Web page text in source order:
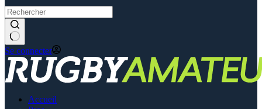
Se connecter
Accueil